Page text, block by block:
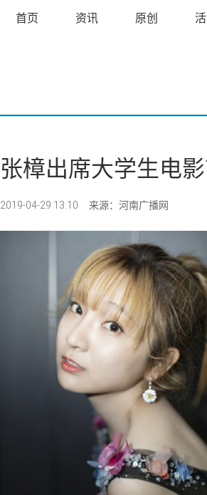
首页 资讯 原创
张樟出席大学生电
2019-04-29 13:10 来源：河南广播网